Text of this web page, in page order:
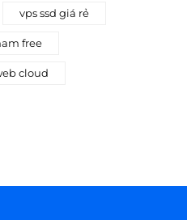
vps ssd giá rẻ
free
cloud